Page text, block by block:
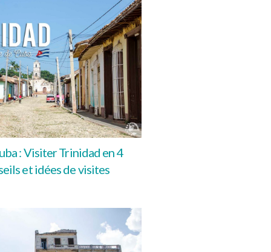
: Visiter Trinidad en 4
et idées de visites